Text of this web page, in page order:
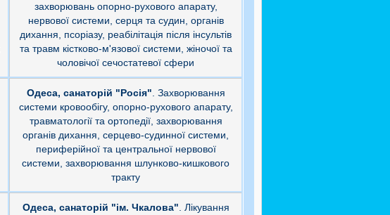
захворювань опорно-рухового апарату,
нервової системи, серця та судин, органів
дихання, псоріазу, реабілітація після інсультів
та травм кістково-м'язової системи, жіночої та
чоловічої сечостатевої сфери
Одеса, санаторій "Росія" . Захворювання
системи кровообігу, опорно-рухового апарату,
травматології та ортопедії, захворювання
органів дихання, серцево-судинної системи,
периферійної та центральної нервової
системи, захворювання шлунково-кишкового
тракту
Одеса, санаторій "ім. Чкалова" . Лікування